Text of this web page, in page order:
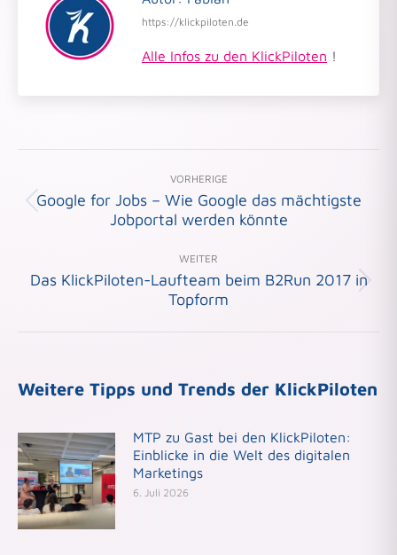
https://klickpiloten.de
Alle Infos zu den KlickPiloten !
VORHERIGE
Vorheriger
Beitrag:
Google for Jobs – Wie Google das mächtigste
Jobportal werden könnte
WEITER
Nächster
Beitrag:
Das KlickPiloten-Laufteam beim B2Run 2017 in
Topform
Weitere Tipps und Trends der KlickPiloten
MTP zu Gast bei den KlickPiloten:
Einblicke in die Welt des digitalen
Marketings
6. Juli 2026